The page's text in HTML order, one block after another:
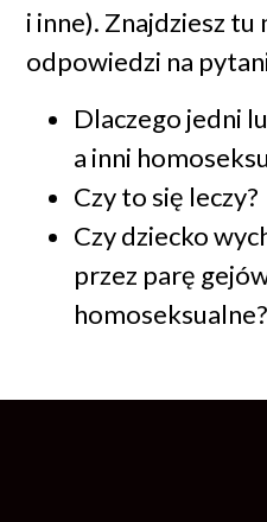
i inne). Znajdziesz tu
odpowiedzi na
Dlaczego jedni
a inni
Czy to się leczy?
Czy dziecko
przez parę
homoseksualne?